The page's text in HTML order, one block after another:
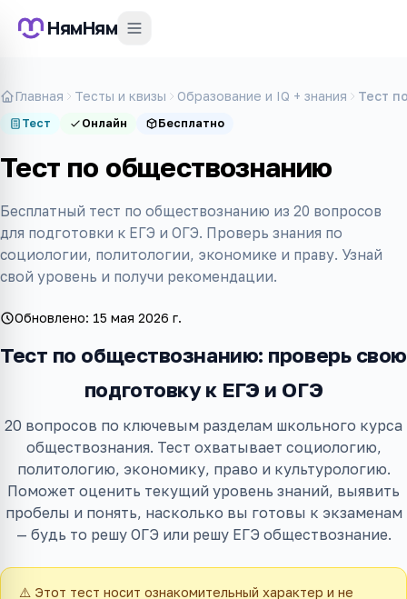
НямНям
Главная Тесты и квизы Образование и IQ + знания Тест
Тест Онлайн Бесплатно
Тест по обществознанию
Бесплатный тест по обществознанию из 20 вопросов
для подготовки к ЕГЭ и ОГЭ. Проверь знания по
социологии, политологии, экономике и праву. Узнай
свой уровень и получи рекомендации.
Обновлено: 15 мая 2026 г.
Тест по обществознанию: проверь свою
подготовку к ЕГЭ и ОГЭ
20 вопросов по ключевым разделам школьного курса
обществознания. Тест охватывает социологию,
политологию, экономику, право и культурологию.
Поможет оценить текущий уровень знаний, выявить
пробелы и понять, насколько вы готовы к экзаменам
— будь то решу ОГЭ или решу ЕГЭ обществознание.
⚠️ Этот тест носит ознакомительный характер и не